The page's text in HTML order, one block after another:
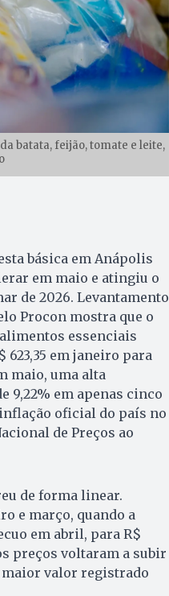
batata, feijão, tomate e leite,
básica em Anápolis
em maio e atingiu o
de 2026. Levantamento
Procon mostra que o
essenciais
623,35 em janeiro para
maio, uma alta
9,22% em apenas cinco
oficial do país no
de Preços ao
de forma linear.
e março, quando a
em abril, para R$
preços voltaram a subir
maior valor registrado